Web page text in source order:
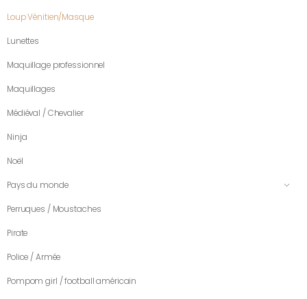
Loup Vénitien/Masque
Lunettes
Maquillage professionnel
Maquillages
Médiéval / Chevalier
Ninja
Noël
Pays du monde
Perruques / Moustaches
Pirate
Police / Armée
Pompom girl / football américain